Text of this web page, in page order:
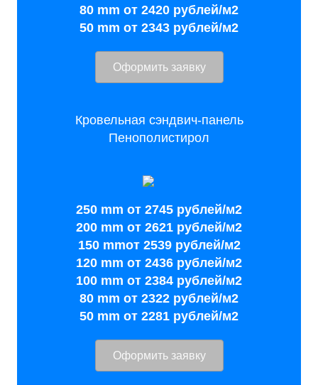
80 mm от 2420 рублей/м2
50 mm от 2343 рублей/м2
Оформить заявку
Кровельная сэндвич-панель
Пенополистирол
250 mm от 2745 рублей/м2
200 mm от 2621 рублей/м2
150 mmот 2539 рублей/м2
120 mm от 2436 рублей/м2
100 mm от 2384 рублей/м2
80 mm от 2322 рублей/м2
50 mm от 2281 рублей/м2
Оформить заявку